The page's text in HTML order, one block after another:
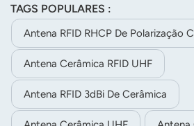
conectores personalizáveis ​​para
TAGS POPULARES :
Antena RFID RHCP De Polarização
Antena Cerâmica RFID UHF
Antena RFID 3dBi De Cerâmica